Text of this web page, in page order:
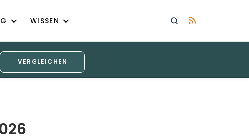
WISSEN
VERGLEICHEN